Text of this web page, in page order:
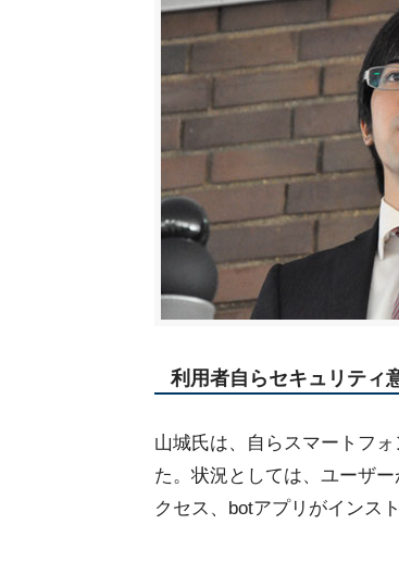
利用者自らセキュリティ
山城氏は、自らスマートフ
た。状況としては、ユーザ
クセス、botアプリがインス